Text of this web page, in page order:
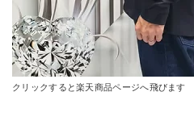
クリックすると楽天商品ページへ飛びます